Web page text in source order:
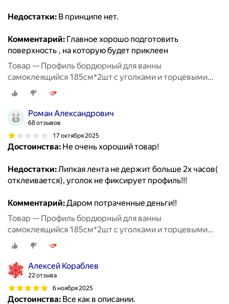
Недостатки: В принципе нет.
Комментарий: Главное хорошо подготовить
поверхность , на которую будет приклеен
Товар — Профиль бордюрный для ванны
самоклеящийся 185см*2шт с уголками и торцевыми
заглушками TIM
Роман Александрович
68 отзывов
17 октября 2025
Достоинства: Не очень хороший товар!
Недостатки:Липкая лента не держит больше 2х часов(
отклеивается), уголок не фиксирует профиль!!!
Комментарий:Даром потраченные деньги!!
Товар — Профиль бордюрный для ванны
самоклеящийся 185см*2шт с уголками и торцевыми
заглушками TIM
Алексей Кораблев
22 отзыва
6 ноября 2025
Достоинства: Все как в описании.